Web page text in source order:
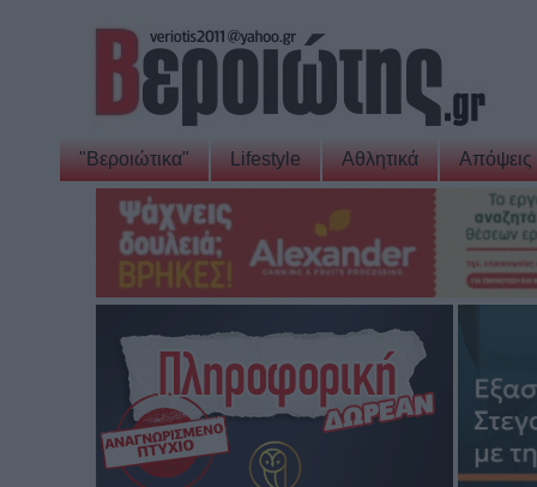
"Βεροιώτικα" Lifestyle Αθλητικά Απόψεις